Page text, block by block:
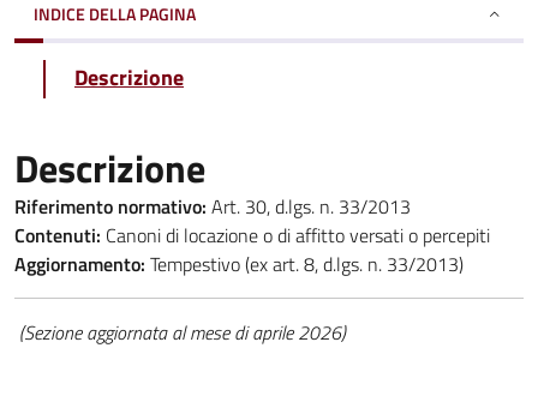
INDICE DELLA PAGINA
Descrizione
Descrizione
Riferimento normativo: Art. 30, d.lgs. n. 33/2013
Contenuti: Canoni di locazione o di affitto versati o percepiti
Aggiornamento: Tempestivo (ex art. 8, d.lgs. n. 33/2013)
(Sezione aggiornata al mese di aprile 2026)